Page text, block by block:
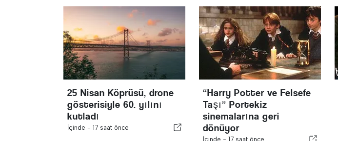
25 Nisan Köprüsü, drone
gösterisiyle 60. yılını
kutladı
İçinde - 17 saat önce
“Harry Potter ve Felsefe
Taşı” Portekiz
sinemalarına geri
dönüyor
İçinde - 17 saat önce